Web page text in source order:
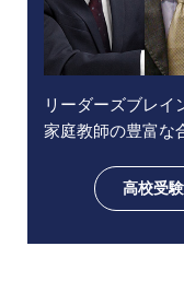
リーダーズブレイ
家庭教師の豊富な
高校受